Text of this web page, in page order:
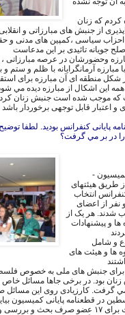
از جنبش های مبارزاتى و
احزاب سیاسی ،کمپین هاى مدنى و
وحضورشان در عرصه مبارزاتى
مبارزه آرمانگرايانه با ظلم و ستم
منطقه اى آن مبارزه براى
اين اشكال از مبارزه ديده مي
كه موجب شده است جنبش زنان
را در بر مي گرفت؟
- درپایان روز دوم، اعضای کمیسیون
طريق هيئتهاى
انتخاب
نفر از اعضای
شدند. هر یک از
ها و پیشنهادات
و شامل
ها و هیئت های
جنبش های ملی به خصوص
بود. در برخی جاها مسائل خاص
گرفت. کارزیادی روی اين مسائل
در قطعنامه پايانى کمیسیون
مشابه که بیش از ٩ ساعت برای ١٧ عضو صرف